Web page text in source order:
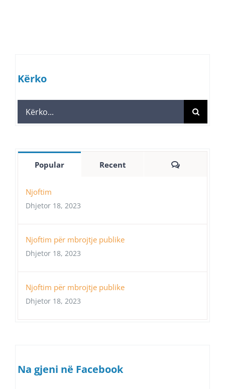
Kërko
Search
for:
Popular Recent Comments
Njoftim
Dhjetor 18, 2023
Njoftim për mbrojtje publike
Dhjetor 18, 2023
Njoftim për mbrojtje publike
Dhjetor 18, 2023
Na gjeni në Facebook